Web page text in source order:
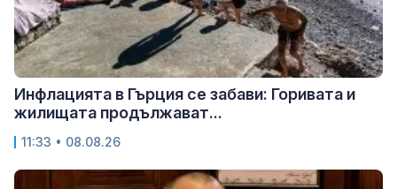
Инфлацията в Гърция се забави: Горивата и
жилищата продължават...
11:33 • 08.08.26